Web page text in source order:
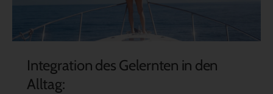
Integration des Gelernten in den
Alltag: